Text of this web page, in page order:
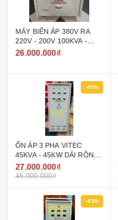
MÁY BIẾN ÁP 380V RA
220V - 200V 100KVA -
100KW LIOA
26.000.000₫
-40%
ỔN ÁP 3 PHA VITEC
45KVA - 45KW DẢI RỘNG
160V - 430V ( 90V - 250V )
GIÁ RẺ
27.000.000₫
45.000.000₫
-43%